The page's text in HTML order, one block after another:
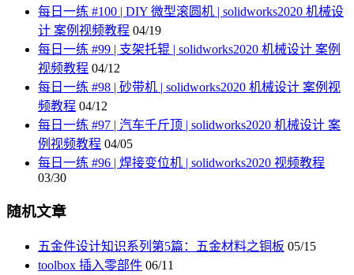
每日一练 #100 | DIY 微型滚圆机 | solidworks2020 机械设
计 案例视频教程 04/19
每日一练 #99 | 支架托辊 | solidworks2020 机械设计 案例
视频教程 04/12
每日一练 #98 | 砂带机 | solidworks2020 机械设计 案例视
频教程 04/12
每日一练 #97 | 汽车千斤顶 | solidworks2020 机械设计 案
例视频教程 04/05
每日一练 #96 | 焊接变位机 | solidworks2020 视频教程
03/30
随机文章
五金件设计知识系列第5篇：五金材料之铜板 05/15
toolbox 插入零部件 06/11